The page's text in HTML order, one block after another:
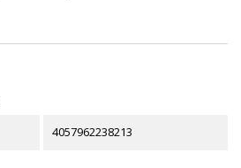
4057962238213